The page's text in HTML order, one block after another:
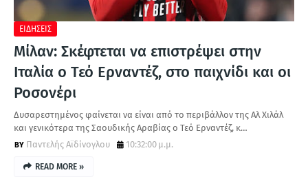
ΕΙΔΗΣΕΙΣ
Μίλαν: Σκέφτεται να επιστρέψει στην
Ιταλία ο Τεό Ερναντέζ, στο παιχνίδι και οι
Ροσονέρι
Δυσαρεστημένος φαίνεται να είναι από το περιβάλλον της Αλ Χιλάλ
και γενικότερα της Σαουδικής Αραβίας ο Τεό Ερναντέζ, κ…
Παντελής Αϊδίνογλου
10:32:00 μ.μ.
READ MORE »